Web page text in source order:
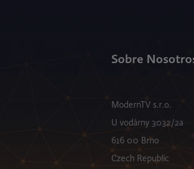
Sobre
ModernTV s.r.o.
U vodárny 3032/2a
616 00 Brno
Czech Republic